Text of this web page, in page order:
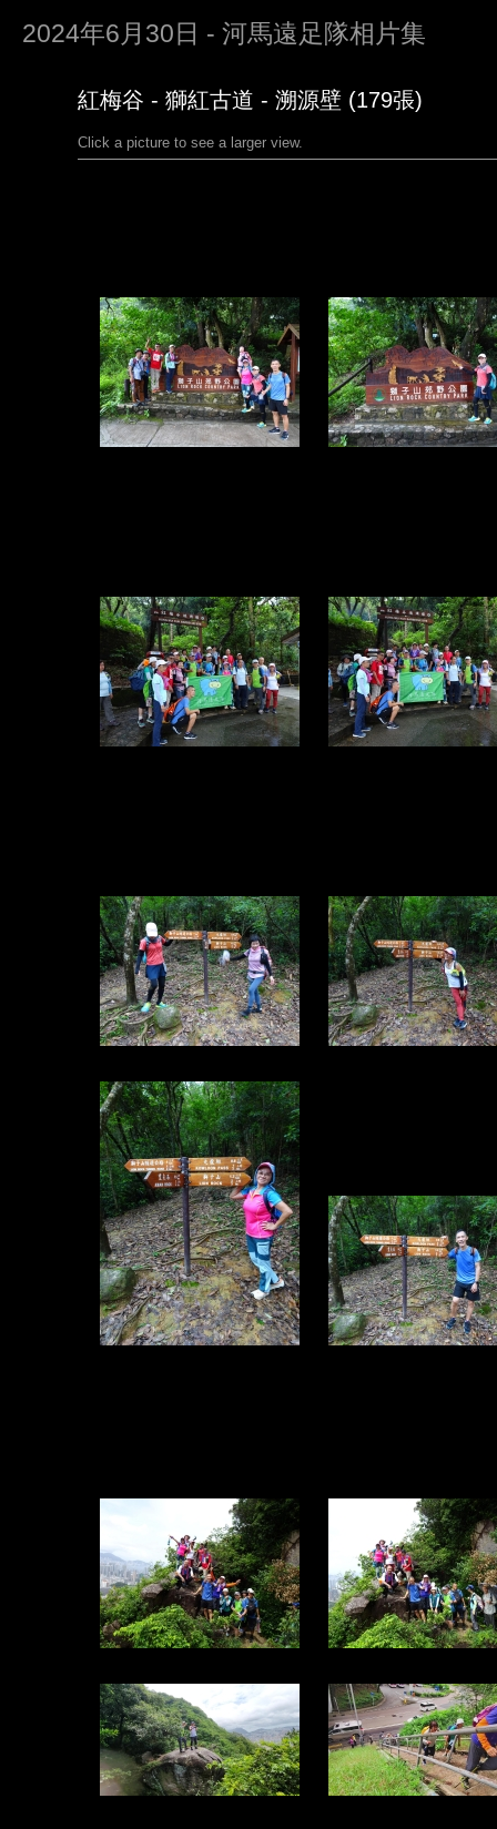
2024年6月30日 - 河馬遠足隊相片集
紅梅谷 - 獅紅古道 - 溯源壁 (179張)
Click a picture to see a larger view.